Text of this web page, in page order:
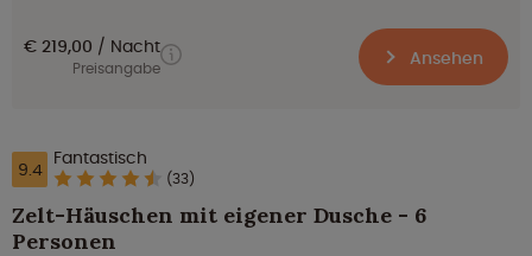
€ 219,00 Nacht
Preisangabe Ansehen
9.4 Fantastisch
(33)
Zelt-Häuschen mit eigener Dusche - 6
Personen